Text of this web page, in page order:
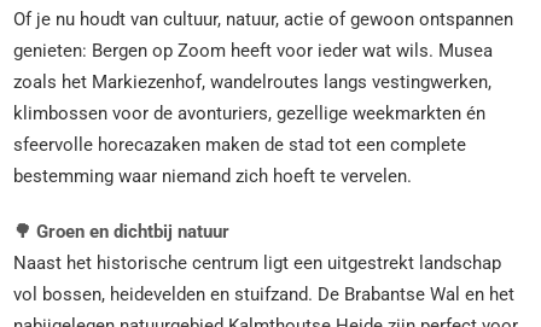
Of je nu houdt van cultuur, natuur, actie of gewoon ontspannen
genieten: Bergen op Zoom heeft voor ieder wat wils. Musea
zoals het Markiezenhof, wandelroutes langs vestingwerken,
klimbossen voor de avonturiers, gezellige weekmarkten én
sfeervolle horecazaken maken de stad tot een complete
bestemming waar niemand zich hoeft te vervelen.
🌳 Groen en dichtbij natuur
Naast het historische centrum ligt een uitgestrekt landschap
vol bossen, heidevelden en stuifzand. De Brabantse Wal en het